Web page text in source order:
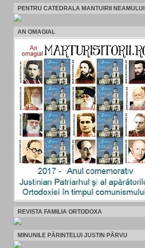
PENTRU CATEDRALA MANTUIRII NEAMULUI
AN OMAGIAL
REVISTA FAMILIA ORTODOXA
MINUNILE PĂRINTELUI JUSTIN PÂRVU